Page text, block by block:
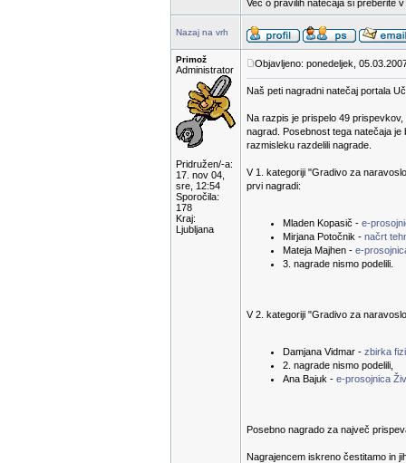
Več o pravilih natečaja si preberite v
Nazaj na vrh
Primož
Administrator
Pridružen/-a:
17. nov 04,
sre, 12:54
Sporočila:
178
Kraj:
Ljubljana
Objavljeno: ponedeljek,
Naš peti nagradni natečaj portala
Na razpis je prispelo 49
nagrad. Posebnost tega natečaja
razmisleku razdelili nagrade.
V 1. kategoriji "Gradivo za
prvi nagradi:
Mladen Kopasič - e-
Mirjana Potočnik - načrt
Mateja Majhen - e-
3. nagrade nismo podelili.
V 2. kategoriji "Gradivo za
Damjana Vidmar - zbirka
2. nagrade nismo podelili,
Ana Bajuk - e-prosojnica
Posebno nagrado za največ
Nagrajencem iskreno čestitamo in